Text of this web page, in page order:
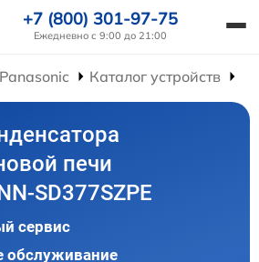
+7 (800) 301-97-75
Ежедневно с 9:00 до 21:00
Каталог устройств
печи
SD377SZPE
сервис
обслуживание